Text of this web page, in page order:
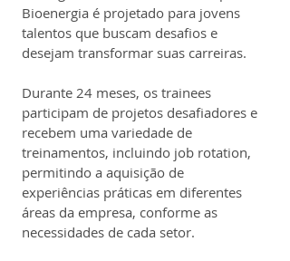
Bioenergia é projetado para jovens
talentos que buscam desafios e
desejam transformar suas carreiras.
Durante 24 meses, os trainees
participam de projetos desafiadores e
recebem uma variedade de
treinamentos, incluindo job rotation,
permitindo a aquisição de
experiências práticas em diferentes
áreas da empresa, conforme as
necessidades de cada setor.